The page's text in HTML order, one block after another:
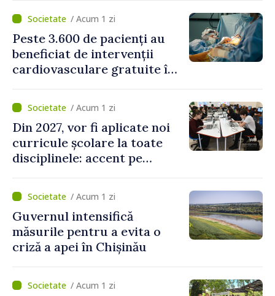
canalizare
/ Acum 1 zi
Peste 3.600 de pacienți au
beneficiat de intervenții
cardiovasculare gratuite în
/ Acum 1 zi
Din 2027, vor fi aplicate noi
curricule școlare la toate
disciplinele: accent pe
și folosirea cunoștințelor în
situații reale/ Acum 1 zi
Guvernul intensifică
măsurile pentru a evita o
criză a apei în Chișinău
/ Acum 1 zi